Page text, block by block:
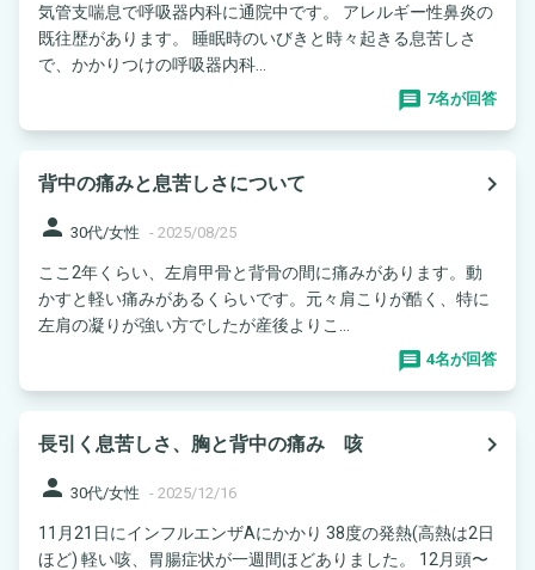
気管支喘息で呼吸器内科に通院中です。 アレルギー性鼻炎の
既往歴があります。 睡眠時のいびきと時々起きる息苦しさ
で、かかりつけの呼吸器内科...
7名が回答
背中の痛みと息苦しさについて
navigate_next
person 30代/女性 - 2025/08/25
ここ2年くらい、左肩甲骨と背骨の間に痛みがあります。動
かすと軽い痛みがあるくらいです。元々肩こりが酷く、特に
左肩の凝りが強い方でしたが産後よりこ...
4名が回答
長引く息苦しさ、胸と背中の痛み 咳
navigate_next
person 30代/女性 - 2025/12/16
11月21日にインフルエンザAにかかり 38度の発熱(高熱は2日
ほど) 軽い咳、胃腸症状が一週間ほどありました。 12月頭〜